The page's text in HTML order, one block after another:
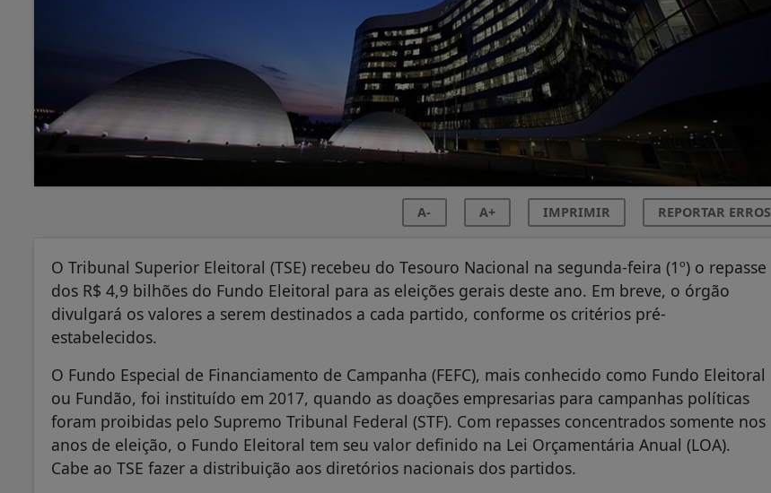
A- A+ IMPRIMIR REPORTAR ERROS
O Tribunal Superior Eleitoral (TSE) recebeu do Tesouro Nacional na segunda-feira (1º) o repasse
dos R$ 4,9 bilhões do Fundo Eleitoral para as eleições gerais deste ano. Em breve, o órgão
divulgará os valores a serem destinados a cada partido, conforme os critérios pré-
estabelecidos.
O Fundo Especial de Financiamento de Campanha (FEFC), mais conhecido como Fundo Eleitoral
ou Fundão, foi instituído em 2017, quando as doações empresarias para campanhas políticas
foram proibidas pelo Supremo Tribunal Federal (STF). Com repasses concentrados somente nos
anos de eleição, o Fundo Eleitoral tem seu valor definido na Lei Orçamentária Anual (LOA).
Cabe ao TSE fazer a distribuição aos diretórios nacionais dos partidos.